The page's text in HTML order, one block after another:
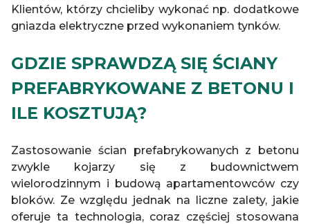
Klientów, którzy chcieliby wykonać np. dodatkowe
gniazda elektryczne przed wykonaniem tynków.
GDZIE SPRAWDZĄ SIĘ ŚCIANY
PREFABRYKOWANE Z BETONU I
ILE KOSZTUJĄ?
Zastosowanie ścian prefabrykowanych z betonu
zwykle kojarzy się z budownictwem
wielorodzinnym i budową apartamentowców czy
bloków. Ze względu jednak na liczne zalety, jakie
oferuje ta technologia, coraz częściej stosowana